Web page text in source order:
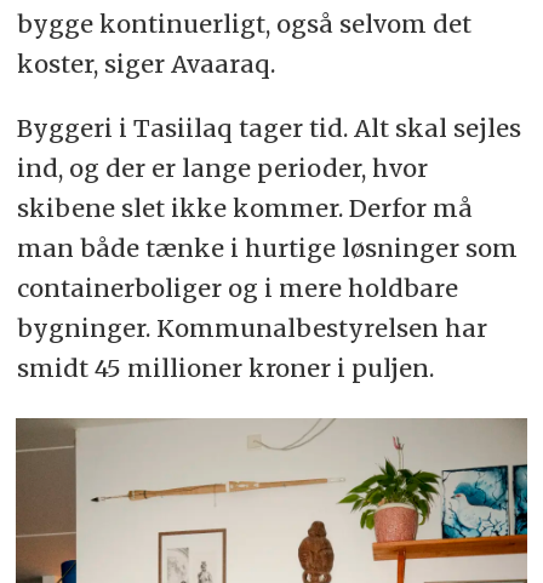
bygge kontinuerligt, også selvom det
koster, siger Avaaraq.
Byggeri i Tasiilaq tager tid. Alt skal sejles
ind, og der er lange perioder, hvor
skibene slet ikke kommer. Derfor må
man både tænke i hurtige løsninger som
containerboliger og i mere holdbare
bygninger. Kommunalbestyrelsen har
smidt 45 millioner kroner i puljen.